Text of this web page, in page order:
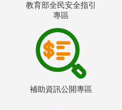
教育部全民安全指引
專區
補助資訊公開專區